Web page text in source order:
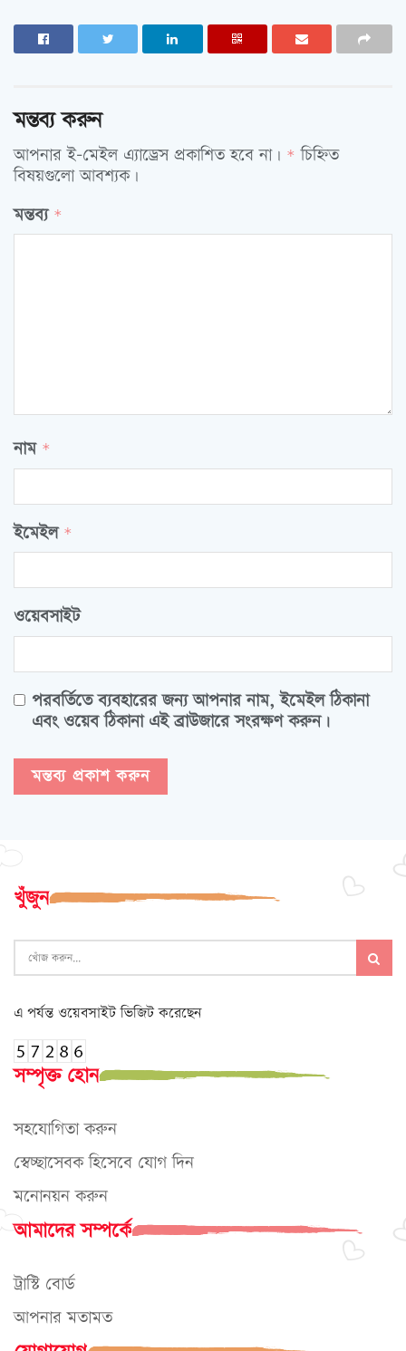
মন্তব্য করুন
আপনার ই-মেইল এ্যাড্রেস প্রকাশিত হবে না। * চিহ্নিত
বিষয়গুলো আবশ্যক।
মন্তব্য *
নাম *
ইমেইল *
ওয়েবসাইট
পরবর্তিতে ব্যবহারের জন্য আপনার নাম, ইমেইল ঠিকানা
এবং ওয়েব ঠিকানা এই ব্রাউজারে সংরক্ষণ করুন।
খুঁজুন
এ পর্যন্ত ওয়েবসাইট ভিজিট করেছেন
সম্পৃক্ত হোন
সহযোগিতা করুন
স্বেচ্ছাসেবক হিসেবে যোগ দিন
মনোনয়ন করুন
আমাদের সম্পর্কে
ট্রাস্টি বোর্ড
আপনার মতামত